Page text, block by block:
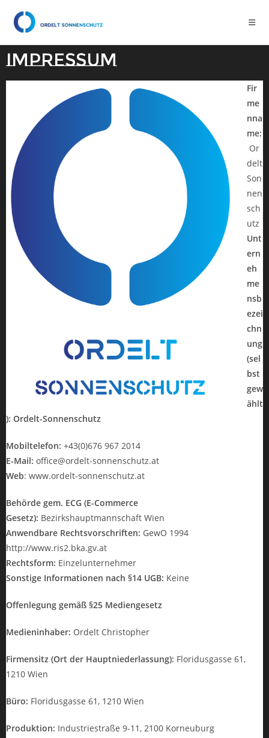
Impressum
Fir
me
nna
me:
Or
delt
Son
nen
sch
utz
Unt
ern
eh
me
nsb
ezei
chn
ung
(sel
bst
gew
ählt
): Ordelt-Sonnenschutz
Mobiltelefon: +43(0)676 967 2014
E-Mail: office@ordelt-sonnenschutz.at
Web: www.ordelt-sonnenschutz.at
Behörde gem. ECG (E-Commerce
Gesetz): Bezirkshauptmannschaft Wien
Anwendbare Rechtsvorschriften: GewO 1994
http://www.ris2.bka.gv.at
Rechtsform: Einzelunternehmer
Sonstige Informationen nach §14 UGB: Keine
Offenlegung gemäß §25 Mediengesetz
Medieninhaber: Ordelt Christopher
Firmensitz (Ort der Hauptniederlassung): Floridusgasse 61,
1210 Wien
Büro: Floridusgasse 61, 1210 Wien
Produktion: Industriestraße 9-11, 2100 Korneuburg